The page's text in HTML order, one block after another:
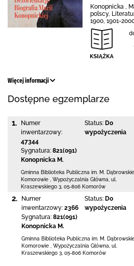
Konopnicka ,
polscy,
1900, 1901-
Więcej informacji
Dostępne egzemplarze
1.
Numer
inwentarzowy:
47344
Sygnatura: 821(091)
Konopnicka M.
Status: Do
wypożyczenia
Gminna Biblioteka Publiczna im. M.
Komorowie
Wypożyczalnia Główna, ul.
Kraszewskiego 3 05-806 Komorów
2.
Numer
inwentarzowy: 2366
Sygnatura: 821(091)
Konopnicka M.
Status: Do
wypożyczenia
Gminna Biblioteka Publiczna im. M.
Komorowie
Wypożyczalnia Główna, ul.
Kraszewskiego 3 05-806 Komorów